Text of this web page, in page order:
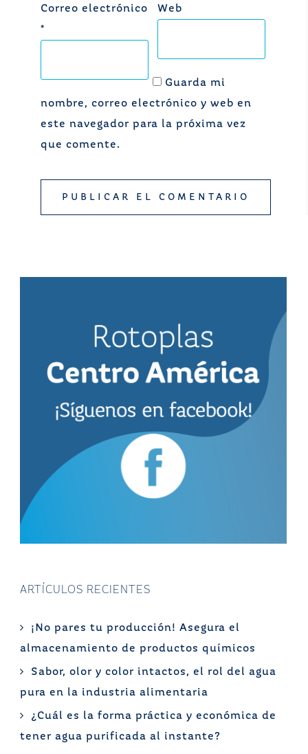
Correo electrónico
*
Web
Guarda mi
nombre, correo electrónico y web en
este navegador para la próxima vez
que comente.
ARTÍCULOS RECIENTES
¡No pares tu producción! Asegura el
almacenamiento de productos químicos
Sabor, olor y color intactos, el rol del agua
pura en la industria alimentaria
¿Cuál es la forma práctica y económica de
tener agua purificada al instante?